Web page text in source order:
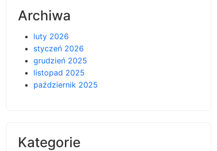
Archiwa
luty 2026
styczeń 2026
grudzień 2025
listopad 2025
październik 2025
Kategorie